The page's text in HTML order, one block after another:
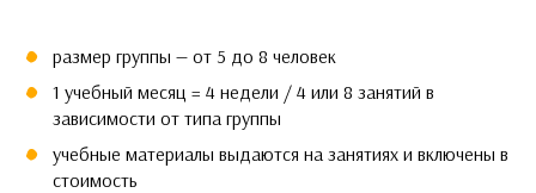
размер группы — от 5 до 8 человек
1 учебный месяц = 4 недели / 4 или 8 занятий в
зависимости от типа группы
учебные материалы выдаются на занятиях и включены в
стоимость